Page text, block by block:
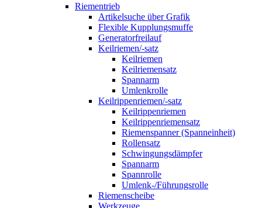
Riementrieb
Artikelsuche über Grafik
Flexible Kupplungsmuffe
Generatorfreilauf
Keilriemen/-satz
Keilriemen
Keilriemensatz
Spannarm
Umlenkrolle
Keilrippenriemen/-satz
Keilrippenriemen
Keilrippenriemensatz
Riemenspanner (Spanneinheit)
Rollensatz
Schwingungsdämpfer
Spannarm
Spannrolle
Umlenk-/Führungsrolle
Riemenscheibe
Werkzeuge